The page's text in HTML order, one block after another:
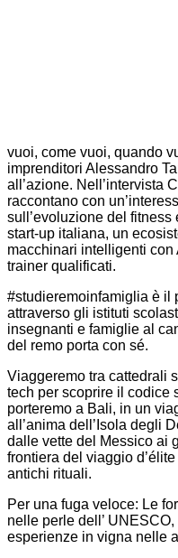
vuoi, come vuoi, quando
imprenditori Alessandro
all’azione. Nell’intervista
raccontano con
sull’evoluzione del
start-up italiana, un
macchinari intelligenti con
trainer qualificati.
#studieremoinfamiglia è il
attraverso gli istituti
insegnanti e famiglie al
del remo porta con sé.
Viaggeremo tra cattedrali
tech per scoprire il codice
porteremo a Bali, in un
all’anima dell’Isola degli
dalle vette del Messico ai
frontiera del viaggio
antichi rituali.
Per una fuga veloce: Le
nelle perle dell’
esperienze in vigna nelle